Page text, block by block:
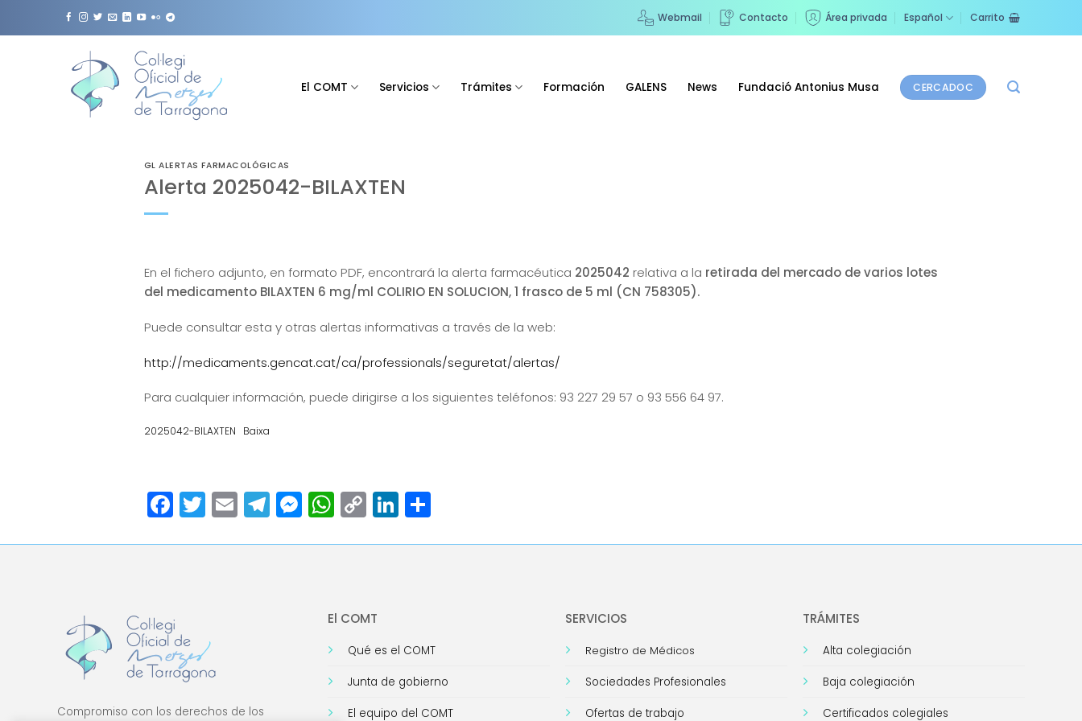
Webmail Contacto Área privada Español Carrito
El COMT Servicios Trámites Formación GALENS News Fundació Antonius Musa CERCADOC
GL ALERTAS FARMACOLÓGICAS
Alerta 2025042-BILAXTEN
En el fichero adjunto, en formato PDF, encontrará la alerta farmacéutica 2025042 relativa a la retirada del mercado de varios lotes
del medicamento BILAXTEN 6 mg/ml COLIRIO EN SOLUCION, 1 frasco de 5 ml (CN 758305).
Puede consultar esta y otras alertas informativas a través de la web:
http://medicaments.gencat.cat/ca/professionals/seguretat/alertas/
Para cualquier información, puede dirigirse a los siguientes teléfonos: 93 227 29 57 o 93 556 64 97.
2025042-BILAXTEN Baixa
Facebook
Twitter
EmailTelegram
Messenger
WhatsApp
Copy
Link
LinkedIn
Compartir
Compromiso con los derechos de los
El COMT
Qué es el COMT
Junta de gobierno
El equipo del COMT
SERVICIOS
Registro de Médicos
Sociedades Profesionales
Ofertas de trabajo
TRÁMITES
Alta colegiación
Baja colegiación
Certificados colegiales